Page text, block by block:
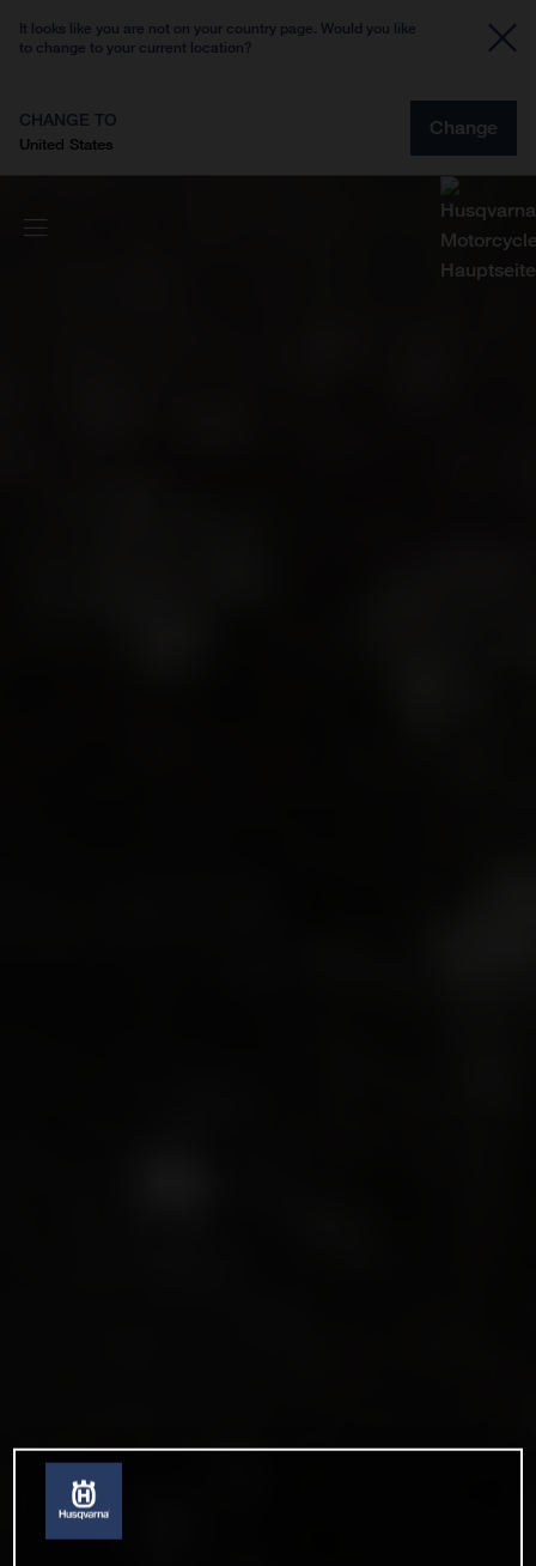
It looks like you are not on your country page. Would you like
to change to your current location?
CHANGE TO
United States
Change